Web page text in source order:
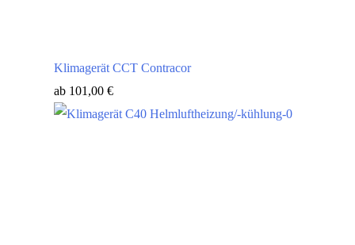
Klimagerät CCT Contracor
ab 101,00 €